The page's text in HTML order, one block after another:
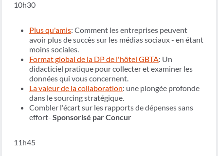
10h30
Plus qu'amis: Comment les entreprises peuvent
avoir plus de succès sur les médias sociaux - en étant
moins sociales.
Format global de la DP de l'hôtel GBTA: Un
didacticiel pratique pour collecter et examiner les
données qui vous concernent.
La valeur de la collaboration: une plongée profonde
dans le sourcing stratégique.
Combler l'écart sur les rapports de dépenses sans
effort- Sponsorisé par Concur
11h45